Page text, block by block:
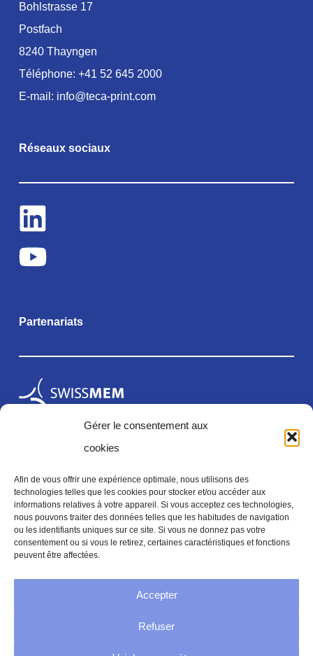
Gérer le consentement aux
cookies
Afin de vous offrir une expérience optimale, nous utilisons des
technologies telles que les cookies pour stocker et/ou accéder aux
informations relatives à votre appareil. Si vous acceptez ces technologies,
nous pouvons traiter des données telles que les habitudes de navigation
ou les identifiants uniques sur ce site. Si vous ne donnez pas votre
consentement ou si vous le retirez, certaines caractéristiques et fonctions
peuvent être affectées.
Accepter
Refuser
Bohlstrasse 17
Postfach
8240 Thayngen
Téléphone: +41 52 645 2000
E-mail: info@teca-print.com
Réseaux sociaux
Partenariats
Mentions légales
Mentions legales